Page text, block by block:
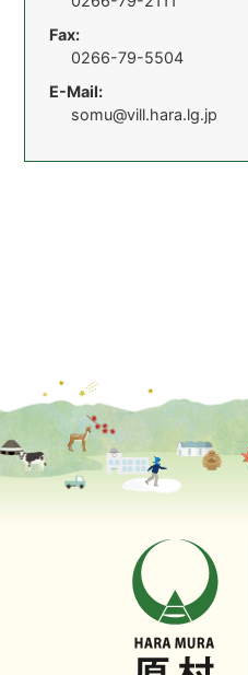
Fax:
0266-79-5504
E-Mail:
somu@vill.hara.lg.jp